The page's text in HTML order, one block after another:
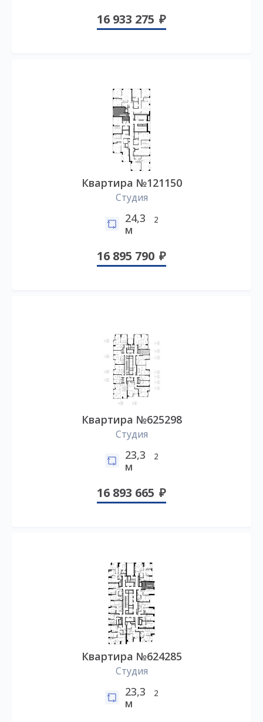
16 933 275
Квартира №121150
Студия
24,3
м
2
16 895 790
Квартира №625298
Студия
23,3
м
2
16 893 665
Квартира №624285
Студия
23,3
м
2